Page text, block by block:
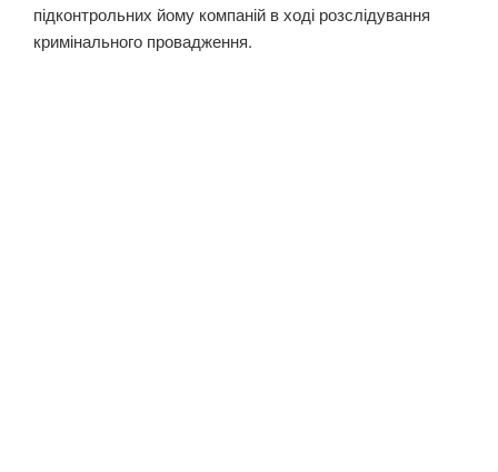
підконтрольних йому компаній в ході розслідування
кримінального провадження.